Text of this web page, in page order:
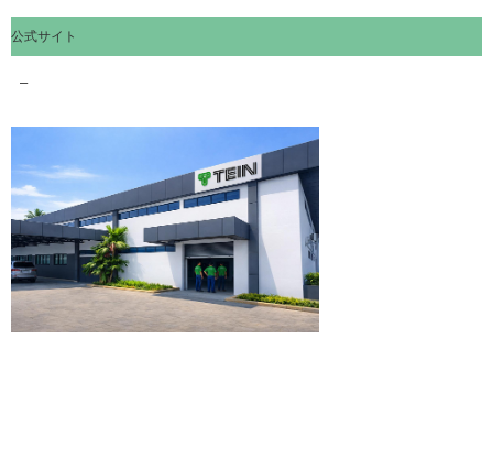
公式サイト
–